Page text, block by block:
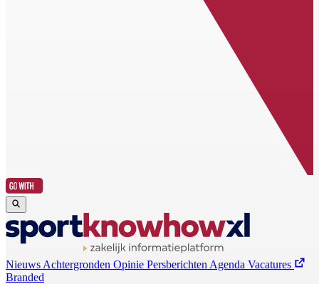
Nieuws Achtergronden Opinie Persberichten Agenda Vacatures
Branded